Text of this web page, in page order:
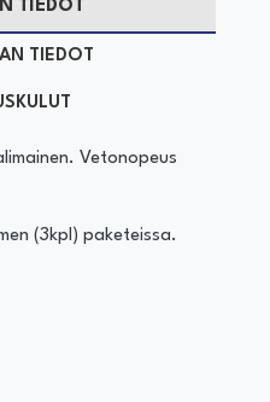
TIEDOT
TIEDOT
Vetonopeus
(3kpl) paketeissa.